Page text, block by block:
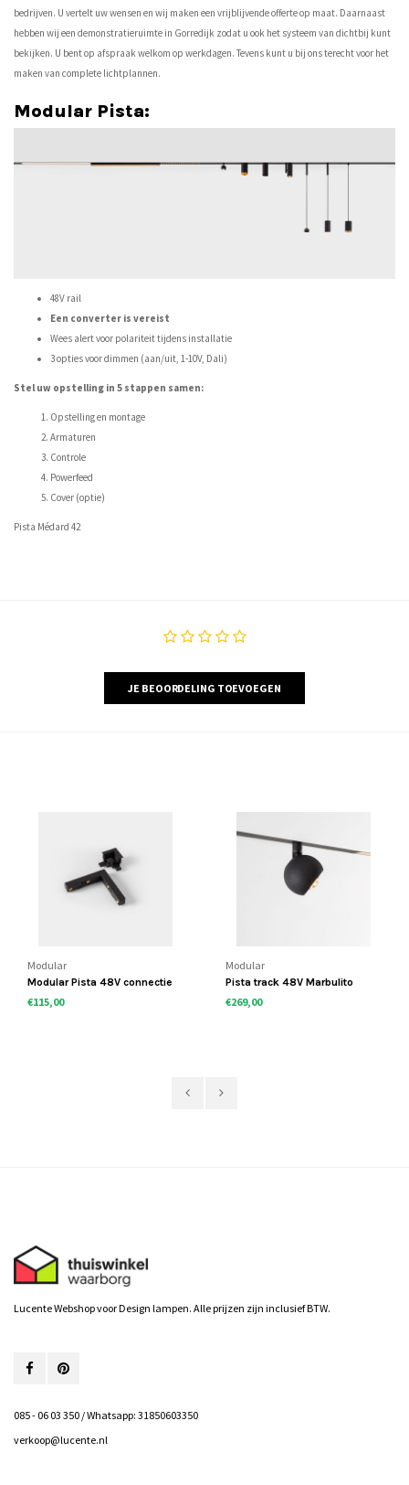
bedrijven. U vertelt uw wensen en wij maken een vrijblijvende offerte op maat. Daarnaast
hebben wij een demonstratieruimte in Gorredijk zodat u ook het systeem van dichtbij kunt
bekijken. U bent op afspraak welkom op werkdagen. Tevens kunt u bij ons terecht voor het
maken van complete lichtplannen.
Modular Pista:
48V rail
Een converter is vereist
Wees alert voor polariteit tijdens installatie
3 opties voor dimmen (aan/uit, 1-10V, Dali)
Stel uw opstelling in 5 stappen samen:
Opstelling en montage
Armaturen
Controle
Powerfeed
Cover (optie)
Pista Médard 42
JE BEOORDELING TOEVOEGEN
Modular
Modular Pista 48V connectie
stukken
€115,00
Modular
Pista track 48V Marbulito
railspot
€269,00
Lucente Webshop voor Design lampen. Alle prijzen zijn inclusief BTW.
085 - 06 03 350 / Whatsapp: 31850603350
verkoop@lucente.nl